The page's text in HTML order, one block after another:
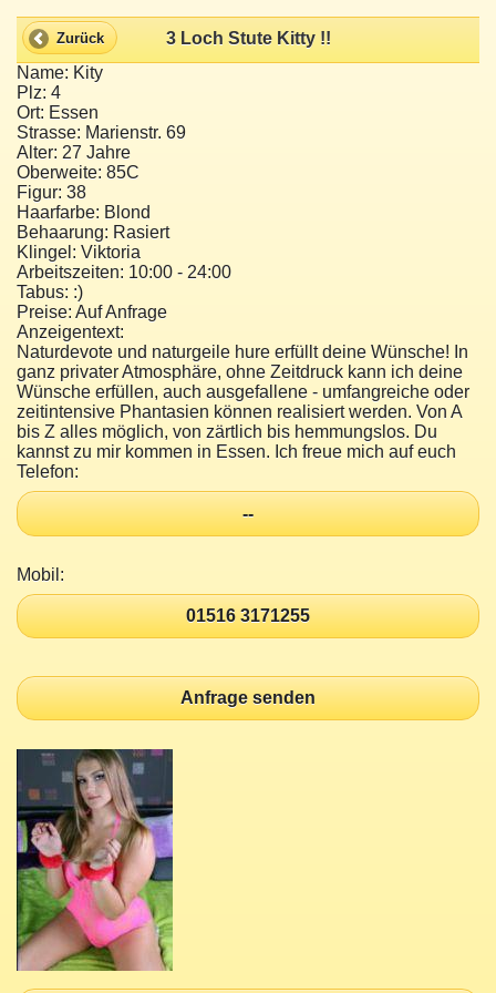
Zurück
3 Loch Stute Kitty !!
Name: Kity
Plz: 4
Ort: Essen
Strasse: Marienstr. 69
Alter: 27 Jahre
Oberweite: 85C
Figur: 38
Haarfarbe: Blond
Behaarung: Rasiert
Klingel: Viktoria
Arbeitszeiten: 10:00 - 24:00
Tabus: :)
Preise: Auf Anfrage
Anzeigentext:
Naturdevote und naturgeile hure erfüllt deine Wünsche! In
ganz privater Atmosphäre, ohne Zeitdruck kann ich deine
Wünsche erfüllen, auch ausgefallene - umfangreiche oder
zeitintensive Phantasien können realisiert werden. Von A
bis Z alles möglich, von zärtlich bis hemmungslos. Du
kannst zu mir kommen in Essen. Ich freue mich auf euch
Telefon:
--
Mobil:
01516 3171255
Anfrage senden